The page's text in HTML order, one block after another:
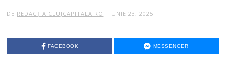
DE REDACȚIA CLUJCAPITALA.RO IUNIE 23, 2025
FACEBOOK MESSENGER